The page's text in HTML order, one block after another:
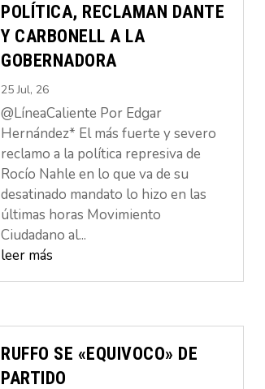
POLÍTICA, RECLAMAN DANTE
Y CARBONELL A LA
GOBERNADORA
25 Jul, 26
@LíneaCaliente Por Edgar
Hernández* El más fuerte y severo
reclamo a la política represiva de
Rocío Nahle en lo que va de su
desatinado mandato lo hizo en las
últimas horas Movimiento
Ciudadano al...
leer más
RUFFO SE «EQUIVOCO» DE
PARTIDO